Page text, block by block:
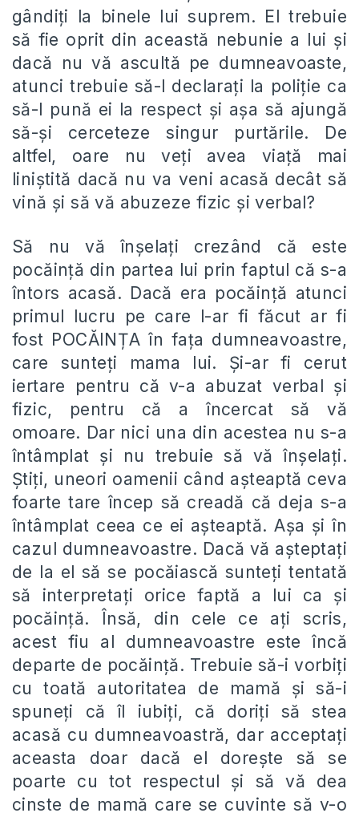
gândiți la binele lui suprem. El trebuie
să fie oprit din această nebunie a lui și
dacă nu vă ascultă pe dumneavoaste,
atunci trebuie să-l declarați la poliție ca
să-l pună ei la respect și așa să ajungă
să-și cerceteze singur purtările. De
altfel, oare nu veți avea viață mai
liniștită dacă nu va veni acasă decât să
vină și să vă abuzeze fizic și verbal?
Să nu vă înșelați crezând că este
pocăință din partea lui prin faptul că s-a
întors acasă. Dacă era pocăință atunci
primul lucru pe care l-ar fi făcut ar fi
fost POCĂINȚA în fața dumneavoastre,
care sunteți mama lui. Și-ar fi cerut
iertare pentru că v-a abuzat verbal și
fizic, pentru că a încercat să vă
omoare. Dar nici una din acestea nu s-a
întâmplat și nu trebuie să vă înșelați.
Știți, uneori oamenii când așteaptă ceva
foarte tare încep să creadă că deja s-a
întâmplat ceea ce ei așteaptă. Așa și în
cazul dumneavoastre. Dacă vă așteptați
de la el să se pocăiască sunteți tentată
să interpretați orice faptă a lui ca și
pocăință. Însă, din cele ce ați scris,
acest fiu al dumneavoastre este încă
departe de pocăință. Trebuie să-i vorbiți
cu toată autoritatea de mamă și să-i
spuneți că îl iubiți, că doriți să stea
acasă cu dumneavoastră, dar acceptați
aceasta doar dacă el dorește să se
poarte cu tot respectul și să vă dea
cinste de mamă care se cuvinte să v-o